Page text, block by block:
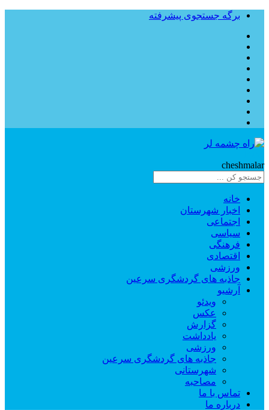
برگه جستجوی پیشرفته
cheshmalar
خانه
اخبار شهرستان
اجتماعی
سیاسی
فرهنگی
اقتصادی
ورزشی
جاذبه های گردشگری سرعین
آرشیو
ویدئو
عکس
گزارش
یادداشت
ورزشی
جاذبه های گردشگری سرعین
شهرستانی
مصاحبه
تماس با ما
درباره ما